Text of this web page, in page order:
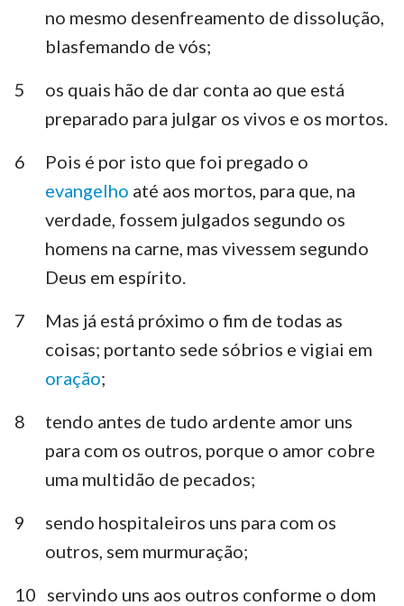
no mesmo desenfreamento de dissolução,
blasfemando de vós;
5
os quais hão de dar conta ao que está
preparado para julgar os vivos e os mortos.
6
Pois é por isto que foi pregado o
evangelho até aos mortos, para que, na
verdade, fossem julgados segundo os
homens na carne, mas vivessem segundo
Deus em espírito.
7
Mas já está próximo o fim de todas as
coisas; portanto sede sóbrios e vigiai em
oração;
8
tendo antes de tudo ardente amor uns
para com os outros, porque o amor cobre
uma multidão de pecados;
9
sendo hospitaleiros uns para com os
outros, sem murmuração;
10 servindo uns aos outros conforme o dom